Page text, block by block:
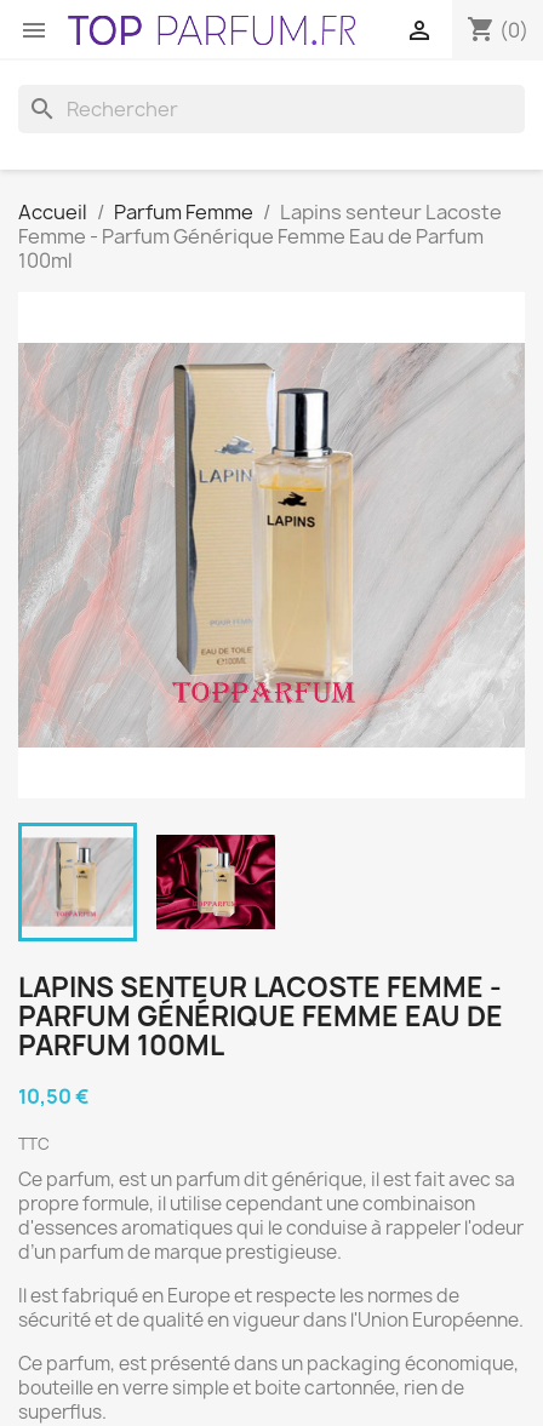
 shopping_cart (0)

search
Accueil Parfum Femme
Lapins senteur Lacoste
Femme - Parfum Générique Femme Eau de Parfum
100ml
LAPINS SENTEUR LACOSTE FEMME -
PARFUM GÉNÉRIQUE FEMME EAU DE
PARFUM 100ML
10,50 €
TTC
Ce parfum, est un parfum dit générique, il est fait avec sa
propre formule, il utilise cependant une combinaison
d'essences aromatiques qui le conduise à rappeler l'odeur
d’un parfum de marque prestigieuse.
Il est fabriqué en Europe et respecte les normes de
sécurité et de qualité en vigueur dans l'Union Européenne.
Ce parfum, est présenté dans un packaging économique,
bouteille en verre simple et boite cartonnée, rien de
superflus.